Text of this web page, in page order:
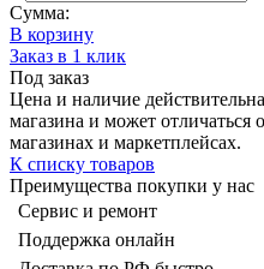
Сумма:
В корзину
Заказ в 1 клик
Под заказ
Цена и наличие
магазина и может
магазинах и маркетплейсах.
К списку товаров
Преимущества покупки у нас
Сервис и ремонт
Поддержка онлайн